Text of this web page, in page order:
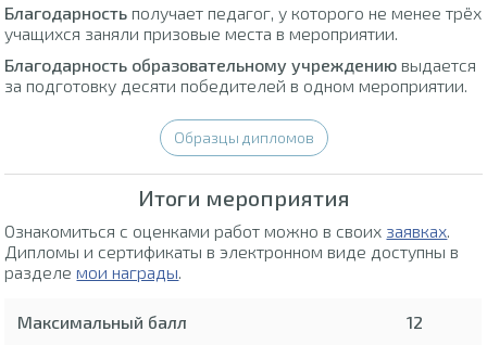
Благодарность получает педагог, у которого не менее трёх
учащихся заняли призовые места в мероприятии.
Благодарность образовательному учреждению выдается
за подготовку десяти победителей в одном мероприятии.
Образцы дипломов
Итоги мероприятия
Ознакомиться с оценками работ можно в своих заявках.
Дипломы и сертификаты в электронном виде доступны в
разделемои награды.
Максимальный балл 12